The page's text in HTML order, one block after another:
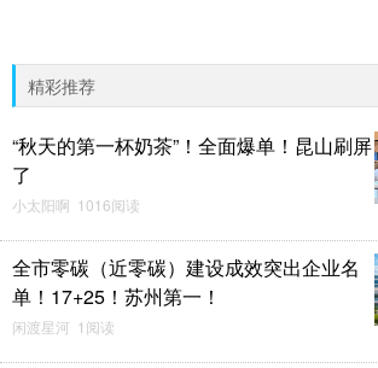
精彩推荐
“秋天的第一杯奶茶”！全面爆单！昆山刷屏
了
小太阳啊 1016阅读
全市零碳（近零碳）建设成效突出企业名
单！17+25！苏州第一！
闲渡星河 1阅读